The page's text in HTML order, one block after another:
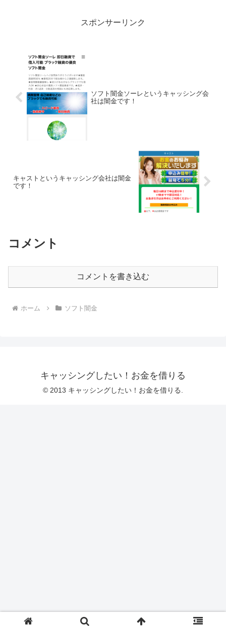
スポンサーリンク
ソフト闇金ソーレというキャッシング会
社は闇金です！
キャストというキャッシング会社は闇金
です！
コメント
コメントを書き込む
ホーム ソフト闇金
キャッシングしたい！お金を借りる
© 2013 キャッシングしたい！お金を借りる.